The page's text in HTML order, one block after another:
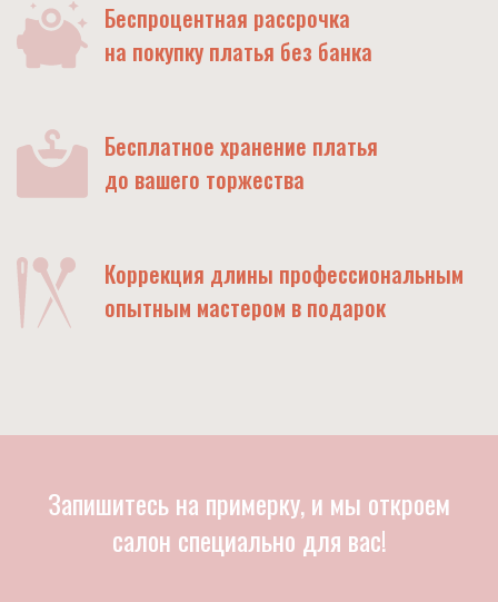
Беспроцентная рассрочка
на покупку платья без банка
Бесплатное хранение платья
до вашего торжества
Коррекция длины профессиональным
опытным мастером в подарок
Запишитесь на примерку, и мы откроем
салон специально для вас!